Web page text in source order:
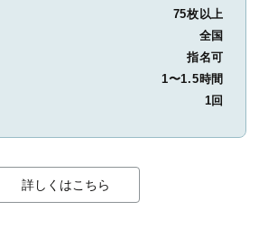
75枚以上
全国
指名可
1〜1.5時間
1回
詳しくはこちら